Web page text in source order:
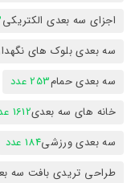
اجزای سه بعدی الکتریکی
سه بعدی بلوک های
سه بعدی حمام253 عدد
خانه های سه بعدی1612 عدد
سه بعدی ورزشی184 عدد
طراحی تریدی بافت سه